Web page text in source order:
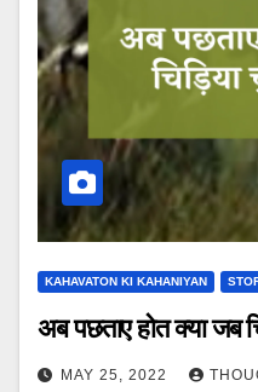
KAHAVATON KI KAHANIYAN
अब पछताए होत क्या जब
MAY 25, 2022